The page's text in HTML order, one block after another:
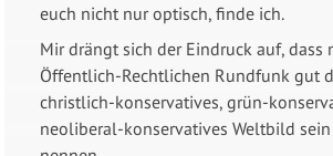
euch nicht nur optisch, finde ich.
Mir drängt sich der Eindruck auf, dass
Öffentlich-Rechtlichen Rundfunk gut
christlich-konservatives, grün-
neoliberal-konservatives Weltbild